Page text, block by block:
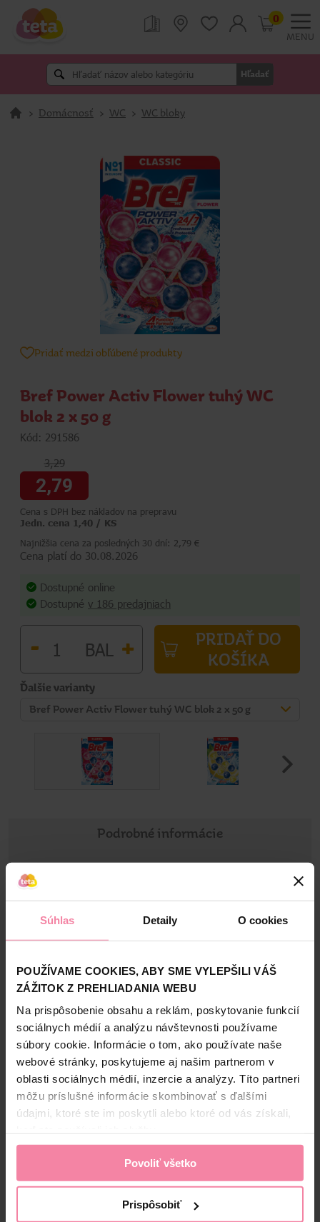
Súhlas Detaily O cookies
POUŽÍVAME COOKIES, ABY SME VYLEPŠILI VÁŠ
ZÁŽITOK Z PREHLIADANIA WEBU
Na prispôsobenie obsahu a reklám, poskytovanie funkcií
sociálnych médií a analýzu návštevnosti používame
súbory cookie. Informácie o tom, ako používate naše
webové stránky, poskytujeme aj našim partnerom v
oblasti sociálnych médií, inzercie a analýzy. Títo partneri
môžu príslušné informácie skombinovať s ďalšími
údajmi, ktoré ste im poskytli alebo ktoré od vás získali,
Povoliť všetko
Prispôsobiť
MENU
Hľadať
0
> Domácnosť > WC > WC bloky
Pridať medzi obľúbené produkty
Bref Power Activ Flower tuhý WC
blok 2 x 50 g
Kód: 291586
3,29
2,79
Cena s DPH bez nákladov na prepravu
Jedn. cena 1,40 / KS
Najnižšia cena za posledných 30 dní: 2,79 €
Cena platí do 30.08.2026
Dostupné online
Dostupné v 186 predajniach
- BAL +
PRIDAŤ DO
KOŠÍKA
Ďalšie varianty
Bref Power Activ Flower tuhý WC blok 2 x 50 g
Podrobné informácie
Informácie o výrobku
Bref Power Activ Flower tuhý WC blok 2x50 g. Hľadáte
jednoduchší spôsob ako udržať vašu toaletu čistú a sviežu?
Bref WC blok je jednoduchým a pohodlným spôsobom,
do posledného spláchnutia. Bref Power Aktiv WC blok má
zloženie so 4 funkciami:
Informácie o značke
Bref ponúka produkty, ktoré udržiavajú vašu toaletu
hygienicky čistú a sviežu jednoduchým spôsobom. Vďaka
širokému sortimentu výrobkov od WC blokov (Power Aktiv,
Color Aktiv+, Parfume Switch, DeLuxe alebo Brilliant Gel)
cez WC čističe a čističe kúpeľní je Bref lídrom na trhu a
expertom na sviežosť toaliet.
Zobraziť viac
Bezpečnosť a balenie
Zloženie
High-contrast mode
Alternatívne produkty
NAŠA ZNAČKA